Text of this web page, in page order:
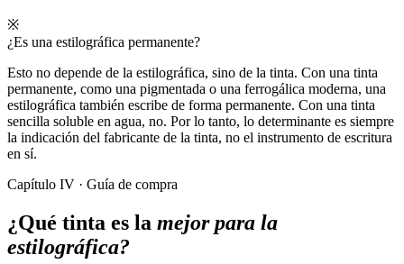
※
¿Es una estilográfica permanente?
Esto no depende de la estilográfica, sino de la tinta. Con una tinta
permanente, como una pigmentada o una ferrogálica moderna, una
estilográfica también escribe de forma permanente. Con una tinta
sencilla soluble en agua, no. Por lo tanto, lo determinante es siempre
la indicación del fabricante de la tinta, no el instrumento de escritura
en sí.
Capítulo IV · Guía de compra
¿Qué tinta es la mejor para la
estilográfica?